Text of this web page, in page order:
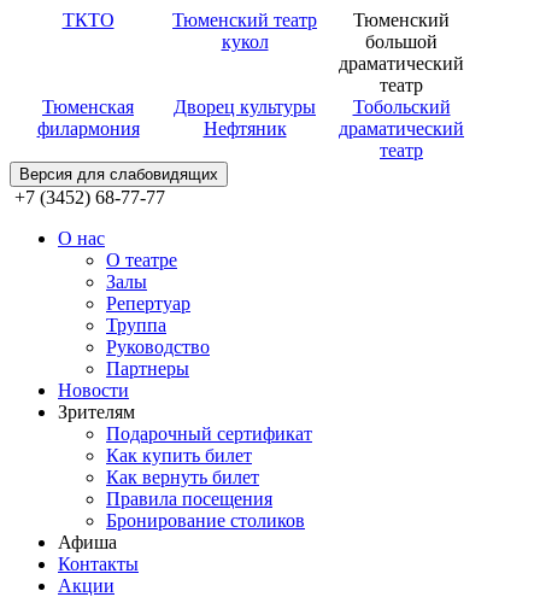
ТКТО
Тюменский театр
кукол
Тюменский
большой
драматический
театр
Тюменская
филармония
Дворец культуры
Нефтяник
Тобольский
драматический
театр
Версия для слабовидящих
+7 (3452) 68-77-77
О нас
О театре
Залы
Репертуар
Труппа
Руководство
Партнеры
Новости
Зрителям
Подарочный сертификат
Как купить билет
Как вернуть билет
Правила посещения
Бронирование столиков
Афиша
Контакты
Акции